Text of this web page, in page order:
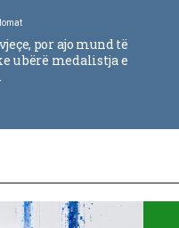
por ajo mund të
u bërë medalistja e